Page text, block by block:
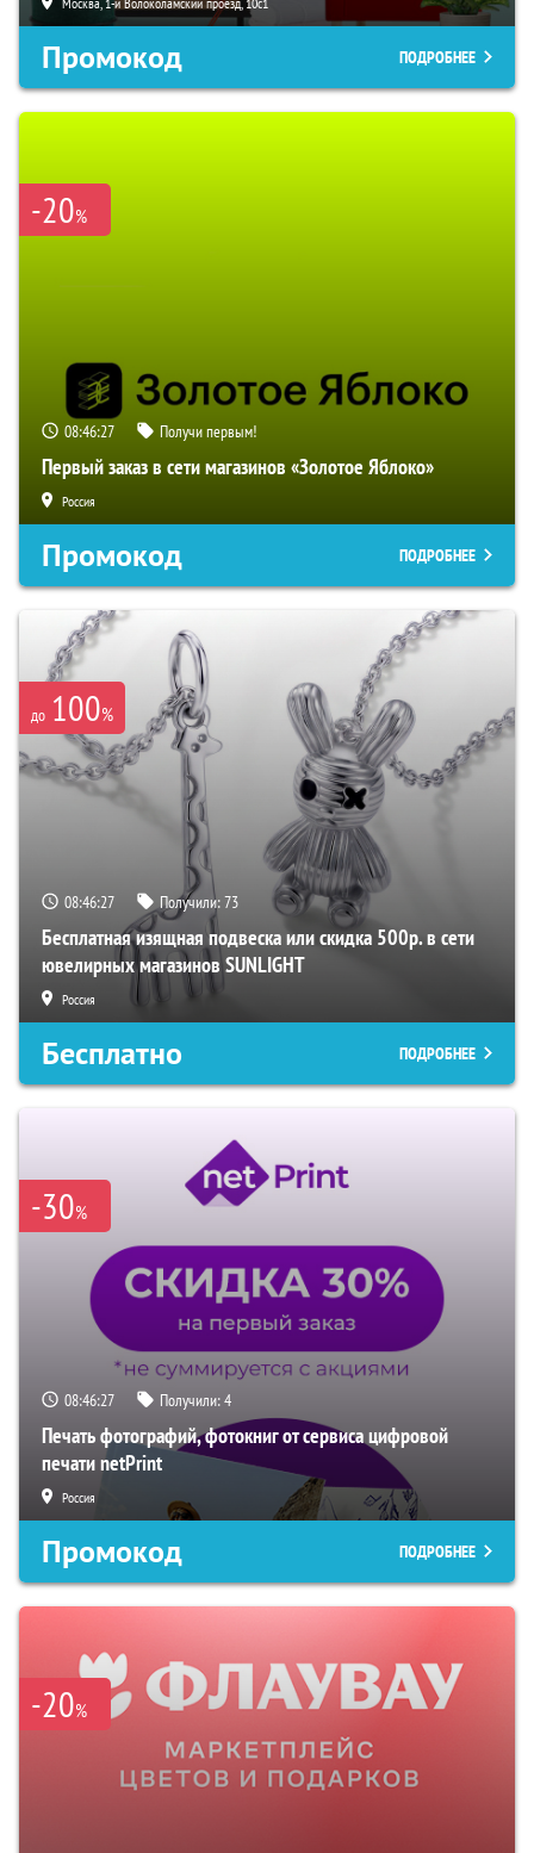
Промокод ПОДРОБНЕЕ
-20%
08:46:26 Получи первым!
Первый заказ в сети магазинов «Золотое Яблоко»
Россия
Промокод ПОДРОБНЕЕ
до 100%
08:46:26 Получили:73
Бесплатная изящная подвеска или скидка 500р. в сети
ювелирных магазинов SUNLIGHT
Россия
Бесплатно ПОДРОБНЕЕ
-30%
08:46:26 Получили:4
Печать фотографий, фотокниг от сервиса цифровой
печати netPrint
Россия
Промокод ПОДРОБНЕЕ
-20%